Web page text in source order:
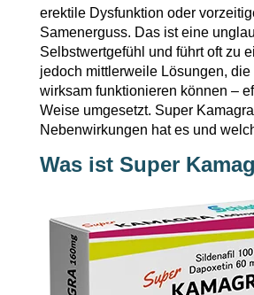
erektile Dysfunktion oder
Samenerguss. Das ist eine
Selbstwertgefühl und führt oft zu
jedoch mittlerweile Lösungen,
wirksam funktionieren können –
Weise umgesetzt. Super
Nebenwirkungen hat es und
Was ist Super